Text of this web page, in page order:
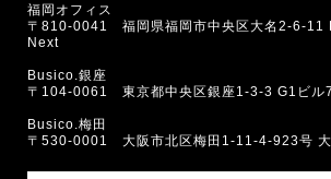
福岡オフィス
〒810-0041 福岡県福岡市中央区大名2-6-11
Next
Busico.銀座
〒104-0061 東京都中央区銀座1-3-3 G1ビル
Busico.梅田
〒530-0001 大阪市北区梅田1-11-4-923号 大